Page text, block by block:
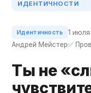
ИДЕНТИЧНОСТИ
Идентичность 1
Андрей Мейстер✅
Ты не